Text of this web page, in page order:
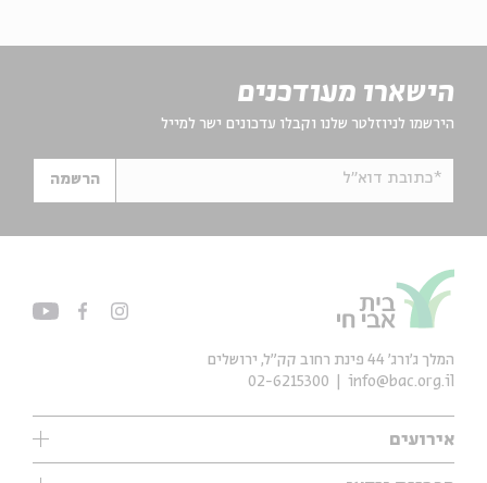
הישארו מעודכנים
הירשמו לניוזלטר שלנו וקבלו עדכונים ישר למייל
*כתובת דוא"ל הרשמה
אירועים
עיון
המלך ג'ורג' 44 פינת רחוב קק״ל, ירושלים
info@bac.org.il
02-6215300